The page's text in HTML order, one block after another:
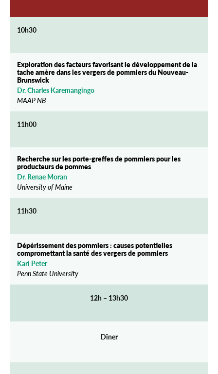
10h30
Exploration des facteurs favorisant le développement de la
tache amère dans les vergers de pommiers du Nouveau-
Brunswick
Dr. Charles Karemangingo
MAAP NB
11h00
Recherche sur les porte-greffes de pommiers pour les
producteurs de pommes
Dr. Renae Moran
University of Maine
11h30
Dépérissement des pommiers : causes potentielles
compromettant la santé des vergers de pommiers
Kari Peter
Penn State University
12h – 13h30
Dîner